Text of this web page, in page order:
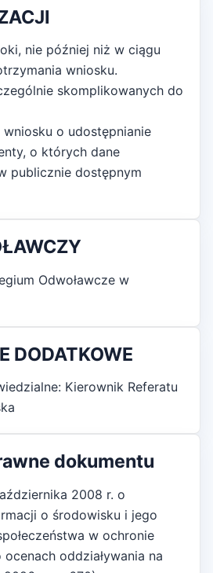
nie później niż w ciągu
wniosku.
skomplikowanych do
wniosku o udostępnianie
o których dane
publicznie dostępnym
Odwoławcze w
DODATKOWE
Kierownik Referatu
dokumentu
2008 r. o
o środowisku i jego
w ochronie
oddziaływania na